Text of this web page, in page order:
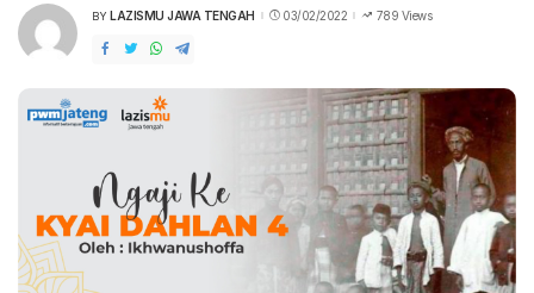
POSTED
BY LAZISMU JAWA TENGAH 03/02/2022 789 Views